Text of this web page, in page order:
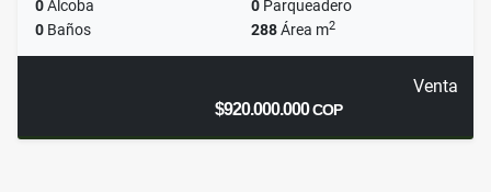
0Alcoba 0 Parqueadero
0 Baños 288Área m2
Venta
$920.000.000COP